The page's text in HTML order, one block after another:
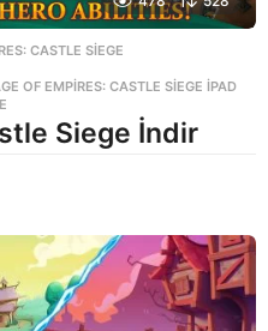
CASTLE SIEGE
OF EMPIRES: CASTLE SIEGE IPAD
Siege İndir